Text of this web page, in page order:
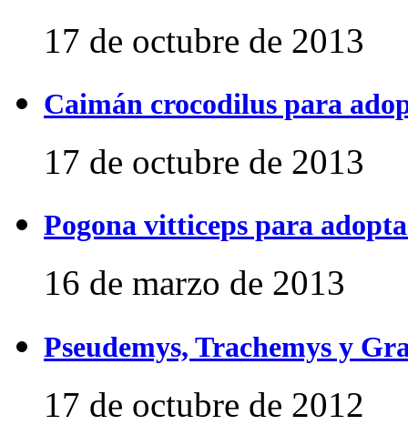
17 de octubre de 2013
Caimán crocodilus para
17 de octubre de 2013
Pogona vitticeps para
16 de marzo de 2013
Pseudemys, Trachemys y
17 de octubre de 2012